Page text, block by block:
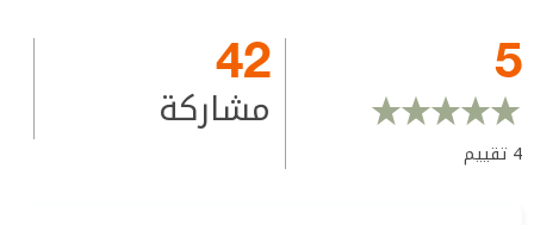
5
4 تقييم
42
مشاركة